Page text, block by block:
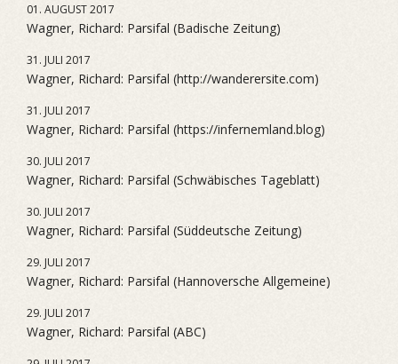
01. AUGUST 2017
Wagner, Richard: Parsifal (Badische Zeitung)
31. JULI 2017
Wagner, Richard: Parsifal (http://wanderersite.com)
31. JULI 2017
Wagner, Richard: Parsifal (https://infernemland.blog)
30. JULI 2017
Wagner, Richard: Parsifal (Schwäbisches Tageblatt)
30. JULI 2017
Wagner, Richard: Parsifal (Süddeutsche Zeitung)
29. JULI 2017
Wagner, Richard: Parsifal (Hannoversche Allgemeine)
29. JULI 2017
Wagner, Richard: Parsifal (ABC)